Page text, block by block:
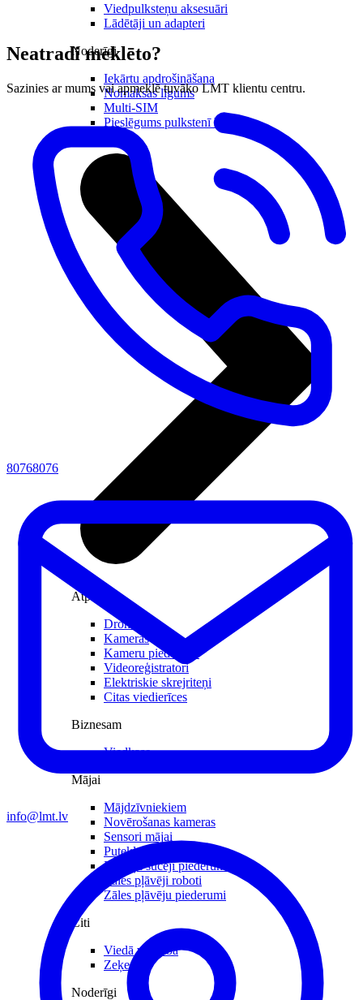
Viedpulksteņu aksesuāri
Lādētāji un adapteri
Noderīgi
Iekārtu apdrošināšana
Nomaksas līgums
Multi-SIM
Pieslēgums pulkstenī bērnam
Atpūtai
Droni
Kameras
Kameru piederumi
Videoreģistratori
Elektriskie skrejriteņi
Citas viedierīces
Biznesam
Viedkase
Mājai
Mājdzīvniekiem
Novērošanas kameras
Sensori mājai
Putekļu sūcēji roboti
Putekļu sūcēji piederumi
Zāles pļāvēji roboti
Zāles pļāvēju piederumi
Citi
Viedā veselība
Zeķes
Noderīgi
Neatradi meklēto?
Sazinies ar mums vai apmeklē tuvāko LMT klientu centru.
80768076
info@lmt.lv